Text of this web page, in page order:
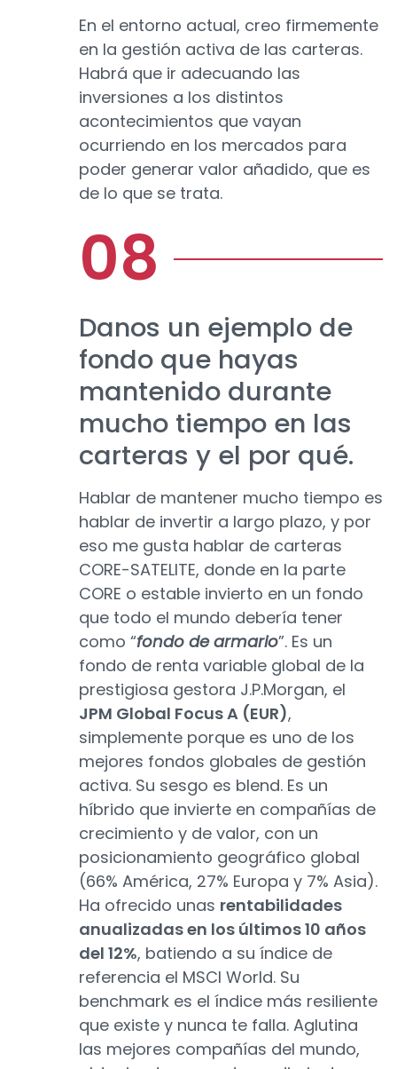
En el entorno actual, creo firmemente
en la gestión activa de las carteras.
Habrá que ir adecuando las
inversiones a los distintos
acontecimientos que vayan
ocurriendo en los mercados para
poder generar valor añadido, que es
de lo que se trata.
Danos un ejemplo de
fondo que hayas
mantenido durante
mucho tiempo en las
carteras y el por qué.
Hablar de mantener mucho tiempo es
hablar de invertir a largo plazo, y por
eso me gusta hablar de carteras
CORE-SATELITE, donde en la parte
CORE o estable invierto en un fondo
que todo el mundo debería tener
como “fondo de armario”. Es un
fondo de renta variable global de la
prestigiosa gestora J.P.Morgan, el
JPM Global Focus A (EUR),
simplemente porque es uno de los
mejores fondos globales de gestión
activa. Su sesgo es blend. Es un
híbrido que invierte en compañías de
crecimiento y de valor, con un
posicionamiento geográfico global
(66% América, 27% Europa y 7% Asia).
Ha ofrecido unas rentabilidades
anualizadas en los últimos 10 años
del 12%, batiendo a su índice de
referencia el MSCI World. Su
benchmark es el índice más resiliente
que existe y nunca te falla. Aglutina
las mejores compañías del mundo,